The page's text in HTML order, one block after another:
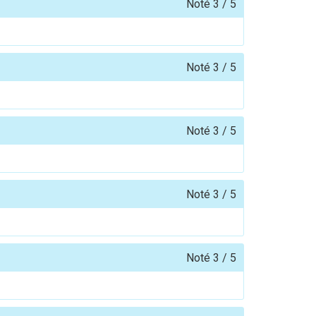
Noté 3 / 5
Noté 3 / 5
Noté 3 / 5
Noté 3 / 5
Noté 3 / 5